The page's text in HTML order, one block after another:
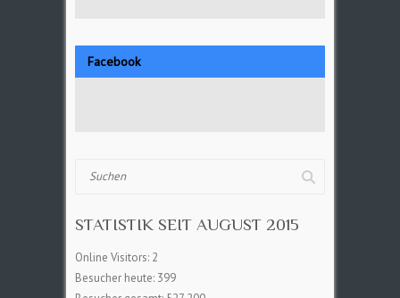
Facebook
STATISTIK SEIT AUGUST 2015
Online Visitors: 2
Besucher heute: 399